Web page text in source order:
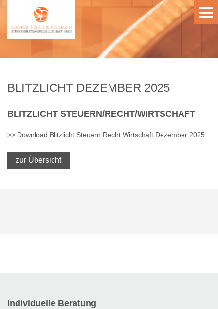
BLITZLICHT DEZEMBER 2025
BLITZLICHT STEUERN/RECHT/WIRTSCHAFT
>> Download Blitzlicht Steuern Recht Wirtschaft Dezember 2025
zur Übersicht
Individuelle Beratung